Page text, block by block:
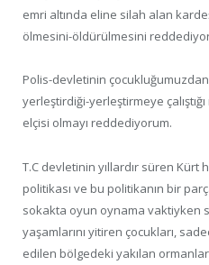
emri altında eline silah alan
ölmesini-öldürülmesini
Polis-devletinin
yerleştirdiği-yerleştirmeye
elçisi olmayı reddediyorum.
T.C devletinin yıllardır süren Kürt
politikası ve bu politikanın bir
sokakta oyun oynama vaktiyken
yaşamlarını yitiren çocukları,
edilen bölgedeki yakılan